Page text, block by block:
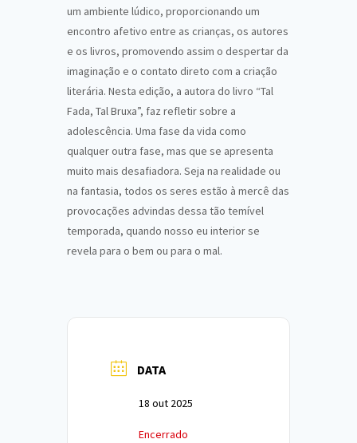
um ambiente lúdico, proporcionando um
encontro afetivo entre as crianças, os autores
e os livros, promovendo assim o despertar da
imaginação e o contato direto com a criação
literária. Nesta edição, a autora do livro “Tal
Fada, Tal Bruxa”, faz refletir sobre a
adolescência. Uma fase da vida como
qualquer outra fase, mas que se apresenta
muito mais desafiadora. Seja na realidade ou
na fantasia, todos os seres estão à mercê das
provocações advindas dessa tão temível
temporada, quando nosso eu interior se
revela para o bem ou para o mal.
DATA
18 out 2025
Encerrado